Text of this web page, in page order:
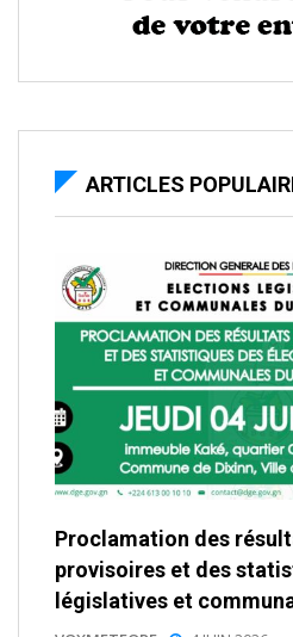
ARTICLES
Proclamation des
provisoires et des
législatives et